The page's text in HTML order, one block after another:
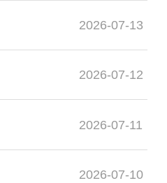
2026-07-13
2026-07-12
2026-07-11
2026-07-10